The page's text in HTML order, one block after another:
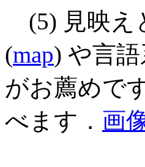
(5) 見映え
(map) や言
がお薦めで
べます． 画